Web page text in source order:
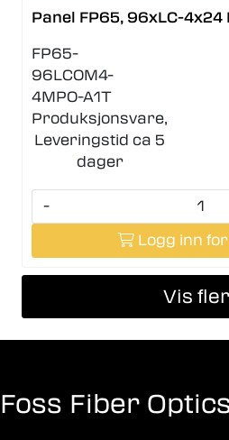
Panel FP65, 96xLC-4x24
FP65-
96LCOM4-
4MPO-A1T
Produksjonsvare,
Leveringstid ca 5
dager
-
Logg inn
Vis
Foss Fiber